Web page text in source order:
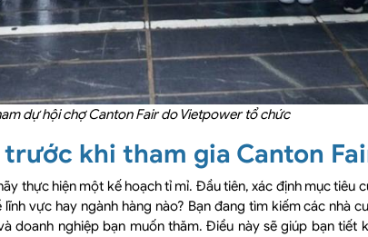
dự hội chợ Canton Fair do Vietpower tổ chức
khi tham gia Canton
thực hiện một kế hoạch tỉ mỉ. Đầu tiên, xác định mục tiêu
vực hay ngành hàng nào? Bạn đang tìm kiếm các nhà
doanh nghiệp bạn muốn thăm. Điều này sẽ giúp bạn tiết